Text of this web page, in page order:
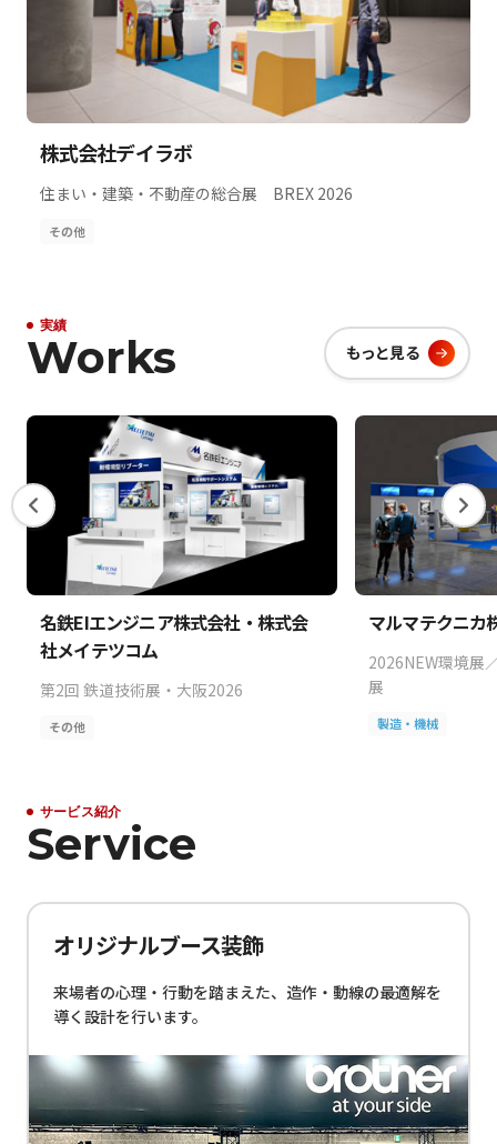
株式会社デイラボ
住まい・建築・不動産の総合展 BREX 2026
その他
実績
Works もっと見る
名鉄EIエンジニア株式会社・株式会
社メイテツコム
第2回 鉄道技術展・大阪2026
その他
マルマテクニカ
2026NEW環境展
展
製造・機械
サービス紹介
Service
オリジナルブース装飾
来場者の心理・行動を踏まえた、造作・動線の最適解を
導く設計を行います。